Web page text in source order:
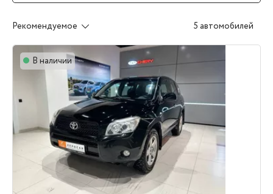
Рекомендуемое 5 автомобилей
В наличии